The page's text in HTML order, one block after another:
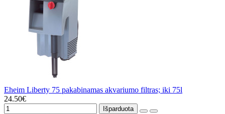
Eheim Liberty 75 pakabinamas akvariumo filtras; iki 75l
24.50€
Išparduota